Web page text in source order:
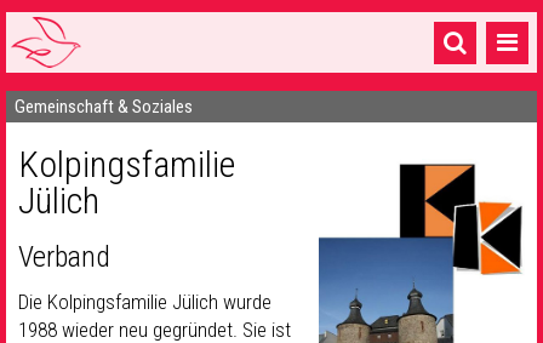
Startseite
1 Pfarrei
16 Gemeinden & mehr
Gottesdienste & Sinnsuche
Sakramente & Feste
Gemeinschaft & Soziales
Kolpingsfamilie
Jülich
Verband
Die Kolpingsfamilie Jülich wurde
1988 wieder neu gegründet. Sie ist